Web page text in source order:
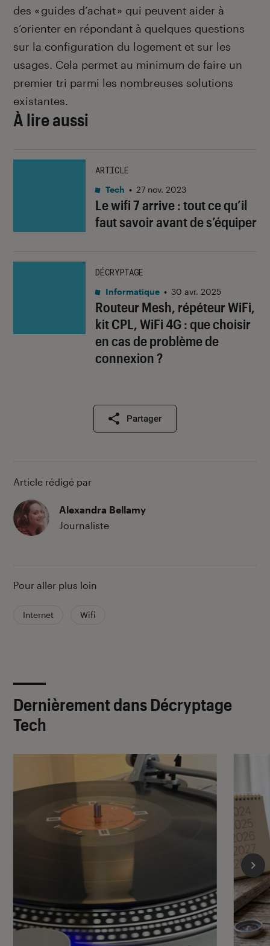
des « guides d’achat » qui peuvent aider à
s’orienter en répondant à quelques questions
sur la configuration du logement et sur les
usages. Cela permet au minimum de faire un
premier tri parmi les nombreuses solutions
existantes.
À lire aussi
Le wifi 7 arrive : tout ce qu’il
faut savoir avant de s’équiper
ARTICLE
Tech • 27 nov. 2023
Routeur Mesh, répéteur WiFi,
kit CPL, WiFi 4G : que choisir
en cas de problème de
connexion ?
DÉCRYPTAGE
Informatique • 30 avr. 2025
Partager
Article rédigé par
Alexandra Bellamy
Journaliste
Pour aller plus loin
Internet Wifi
Dernièrement dans Décryptage
Tech